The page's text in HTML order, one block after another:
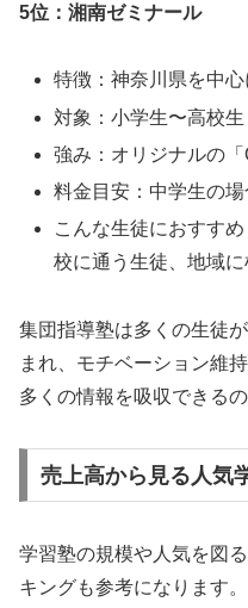
5位：湘南ゼミナール
特徴：神奈川県を中
対象：小学生〜高校生
強み：オリジナルの
料金目安：中学生の
こんな生徒におすす
校に通う生徒、地域
集団指導塾は多くの生徒
まれ、モチベーション維
多くの情報を吸収できるの
売上高から見る人気
学習塾の規模や人気を図
キングも参考になります